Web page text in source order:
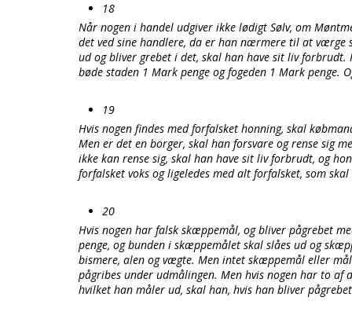
18
Når nogen i handel udgiver ikke lødigt Sølv, om
det ved sine handlere, da er han nærmere til at værge
ud og bliver grebet i det, skal han have sit liv forbrudt.
bøde staden 1 Mark penge og fogeden 1 Mark penge.
19
Hvis nogen findes med forfalsket honning, skal
Men er det en borger, skal han forsvare og rense sig
ikke kan rense sig, skal han have sit liv forbrudt, og
forfalsket voks og ligeledes med alt forfalsket, som
20
Hvis nogen har falsk skæppemål, og bliver pågrebet
penge, og bunden i skæppemålet skal slåes ud og
bismere, alen og vægte. Men intet skæppemål eller
pågribes under udmålingen. Men hvis nogen har to af
hvilket han måler ud, skal han, hvis han bliver